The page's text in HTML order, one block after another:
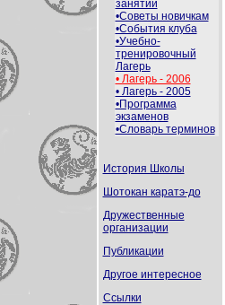
занятий
•Советы новичкам
•События клуба
•Учебно-
тренировочный
Лагерь
• Лагерь - 2006
• Лагерь - 2005
•Программа
экзаменов
•Словарь терминов
История Школы
Шотокан каратэ-до
Дружественные
организации
Публикации
Другое интересное
Ссылки